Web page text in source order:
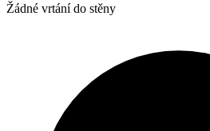
Žádné vrtání do stěny